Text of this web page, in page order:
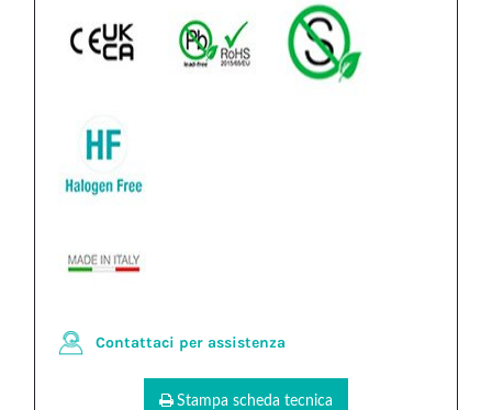
Contattaci per assistenza
Stampa scheda tecnica